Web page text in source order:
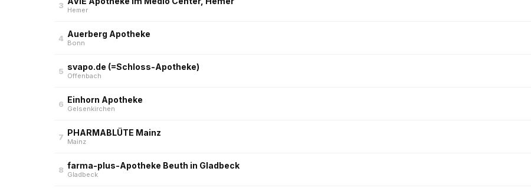
3
Hemer
4 Auerberg Apotheke
Bonn
5 svapo.de (=Schloss-Apotheke)
Offenbach
6 Einhorn Apotheke
Gelsenkirchen
7 PHARMABLÜTE Mainz
Mainz
8 farma-plus-Apotheke Beuth in Gladbeck
Gladbeck